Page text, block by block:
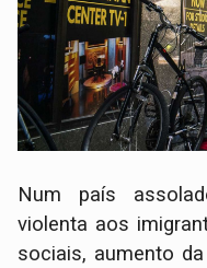
Num país
violenta aos
sociais, aumento